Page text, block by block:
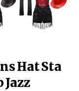
Hat Sta
Jazz